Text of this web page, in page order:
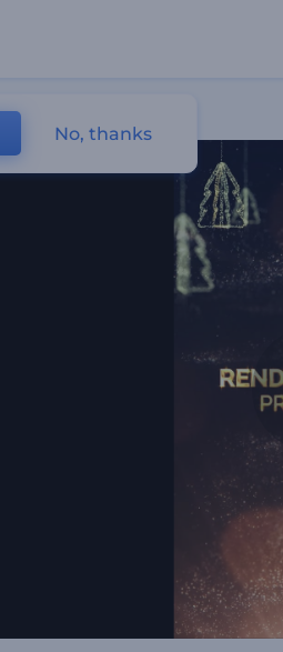
No, thanks